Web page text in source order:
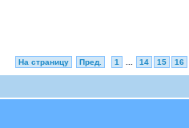
На страницу Пред. 1 14 15 16